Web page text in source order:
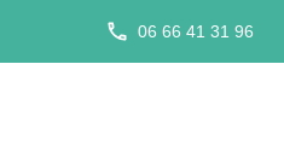
06 66 41 31 96